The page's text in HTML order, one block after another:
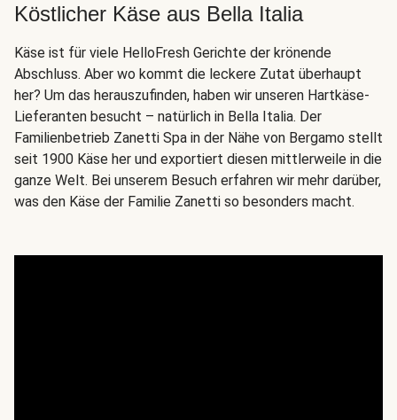
Köstlicher Käse aus Bella Italia
Käse ist für viele HelloFresh Gerichte der krönende
Abschluss. Aber wo kommt die leckere Zutat überhaupt
her? Um das herauszufinden, haben wir unseren Hartkäse-
Lieferanten besucht – natürlich in Bella Italia. Der
Familienbetrieb Zanetti Spa in der Nähe von Bergamo stellt
seit 1900 Käse her und exportiert diesen mittlerweile in die
ganze Welt. Bei unserem Besuch erfahren wir mehr darüber,
was den Käse der Familie Zanetti so besonders macht.